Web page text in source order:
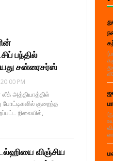
பந்தில்
சன்ரைசர்ஸ்
PM
லீக் அத்தியாத்தில்
குறைந்த
நிலையில்,
விஞ்சிய